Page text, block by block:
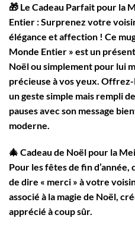
🎁 Le Cadeau Parfait pour la
Entier : Surprenez votre
élégance et affection ! Ce
Monde Entier » est un
Noël ou simplement pour lui
précieuse à vos yeux.
un geste simple mais rempli
pauses avec son message
moderne.
🎄 Cadeau de Noël pour la
Pour les fêtes de fin
de dire « merci » à votre
associé à la magie de Noël,
apprécié à coup sûr.